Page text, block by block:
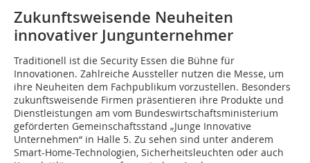
Zukunftsweisende Neuheiten
innovativer Jungunternehmer
Traditionell ist die Security Essen die Bühne für
Innovationen. Zahlreiche Aussteller nutzen die Messe, um
ihre Neuheiten dem Fachpublikum vorzustellen. Besonders
zukunftsweisende Firmen präsentieren ihre Produkte und
Dienstleistungen am vom Bundeswirtschaftsministerium
geförderten Gemeinschaftsstand „Junge Innovative
Unternehmen“ in Halle 5. Zu sehen sind unter anderem
Smart-Home-Technologien, Sicherheitsleuchten oder auch